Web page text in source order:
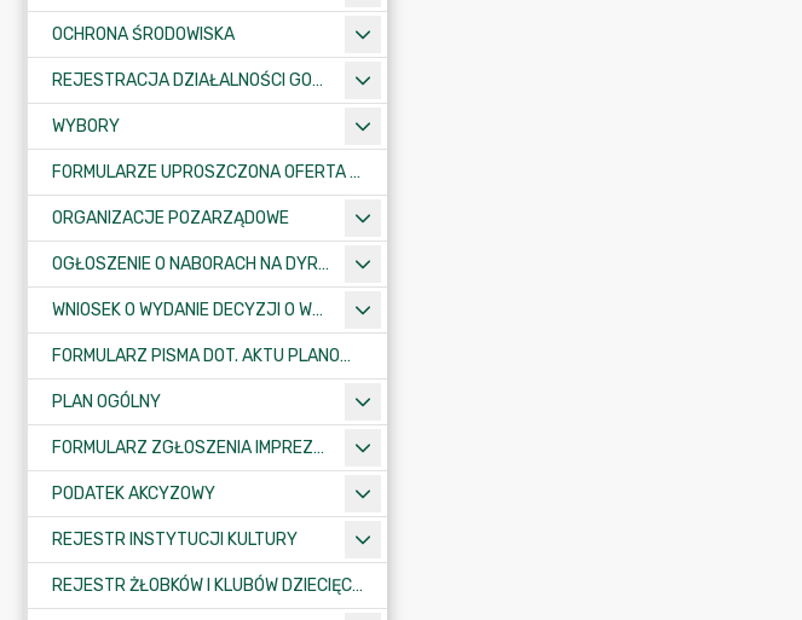
OCHRONA ŚRODOWISKA
REJESTRACJA DZIAŁALNOŚCI GOSPODARCZEJ
WYBORY
FORMULARZE UPROSZCZONA OFERTA WYKONANIA ZADANIA PUBLICZNEGO
ORGANIZACJE POZARZĄDOWE
OGŁOSZENIE O NABORACH NA DYREKTORÓW PLACÓWEK OŚWIATOWYCH
WNIOSEK O WYDANIE DECYZJI O WARUNKACH ZABUDOWY/O USTALENIE INWESTYCJI CELU PUBLICZNEGO
FORMULARZ PISMA DOT. AKTU PLANOWANIA PRZESTRZENNEGO
PLAN OGÓLNY
FORMULARZ ZGŁOSZENIA IMPREZY SPORTOWO-REKREACYJNEJ, ARTYSTYCZNEJ LUB ROZRYWKOWEJ
PODATEK AKCYZOWY
REJESTR INSTYTUCJI KULTURY
REJESTR ŻŁOBKÓW I KLUBÓW DZIECIĘCYCH